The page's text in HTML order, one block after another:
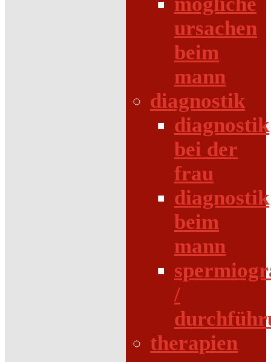
ursachen
beim
mann
diagnostik
diagnostik
bei der
frau
diagnostik
beim
mann
/
therapien